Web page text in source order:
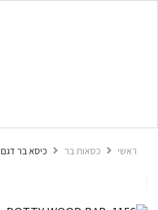
ראשי כסאות בר כיסא בר דגם DOTTY WOOD BAR